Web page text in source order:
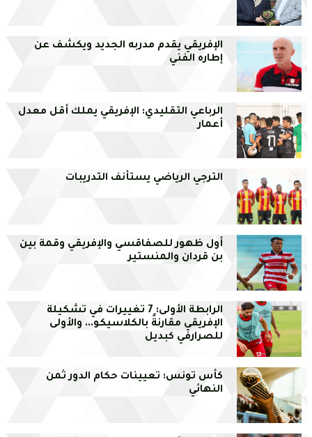
الإفريقي يقدم مدربه الجديد ويكشف عن
إطاره الفني
الرباعي التقليدي: الإفريقي يملك أقل معدل
أعمار
الترجي الرياضي يستأنف التدريبات
أول ظهور للصفاقسي والإفريقي وقمة بين
بن قردان والمنستير
الرابطة الأولى: 7 تغييرات في تشكيلة
الإفريقي مقارنةً بالكلاسيكو... والأولى
للصرارفي كبديل
كأس تونس: تعيينات حكام الدور ثمن
النهائي